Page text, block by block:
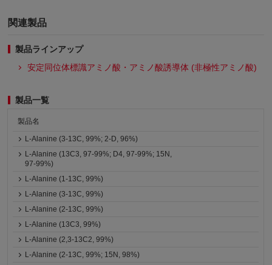
関連製品
製品ラインアップ
安定同位体標識アミノ酸・アミノ酸誘導体 (非極性アミノ酸)
製品一覧
製品名
L-Alanine (3-13C, 99%; 2-D, 96%)
L-Alanine (13C3, 97-99%; D4, 97-99%; 15N,
97-99%)
L-Alanine (1-13C, 99%)
L-Alanine (3-13C, 99%)
L-Alanine (2-13C, 99%)
L-Alanine (13C3, 99%)
L-Alanine (2,3-13C2, 99%)
L-Alanine (2-13C, 99%; 15N, 98%)